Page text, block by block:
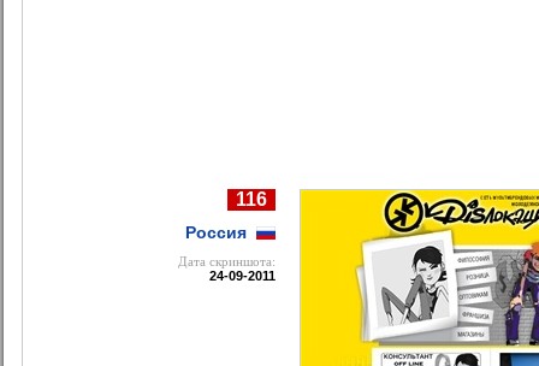
116
Россия
Дата cкриншота:
24-09-2011